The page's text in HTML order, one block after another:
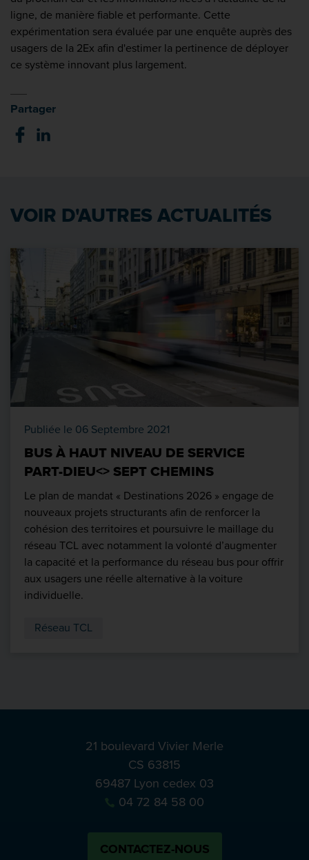
ligne, de manière fiable et performante. Cette
expérimentation sera évaluée par une enquête auprès des
usagers de la 2Ex afin d'estimer la pertinence de déployer
ce système innovant plus largement.
Partager
VOIR D'AUTRES ACTUALITÉS
Publiée le 06 Septembre 2021
BUS À HAUT NIVEAU DE SERVICE
PART-DIEU<> SEPT CHEMINS
Le plan de mandat « Destinations 2026 » engage de
nouveaux projets structurants afin de renforcer la
cohésion des territoires et poursuivre le maillage du
réseau TCL avec notamment la volonté d’augmenter
la capacité et la performance du réseau bus pour offrir
aux usagers une réelle alternative à la voiture
individuelle.
Réseau TCL
21 boulevard Vivier Merle
CS 63815
69487 Lyon cedex 03
04 72 84 58 00
CONTACTEZ-NOUS